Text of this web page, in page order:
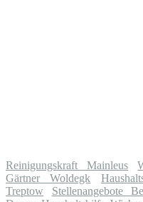
Reinigungskraft Mainleus
Gärtner Woldegk
Treptow
Stellenangebote